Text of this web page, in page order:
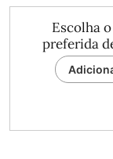
Escolha
preferida